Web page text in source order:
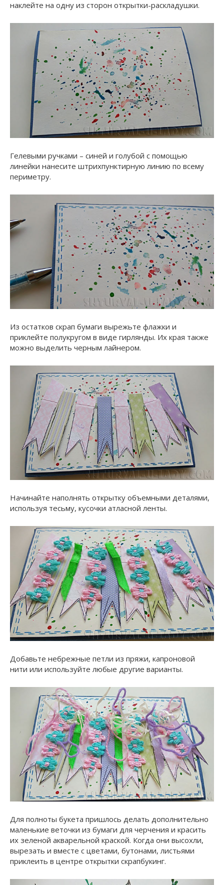
наклейте на одну из сторон открытки-раскладушки.
Гелевыми ручками – синей и голубой с помощью
линейки нанесите штрихпунктирную линию по всему
периметру.
Из остатков скрап бумаги вырежьте флажки и
приклейте полукругом в виде гирлянды. Их края также
можно выделить черным лайнером.
Начинайте наполнять открытку объемными деталями,
используя тесьму, кусочки атласной ленты.
Добавьте небрежные петли из пряжи, капроновой
нити или используйте любые другие варианты.
Для полноты букета пришлось делать дополнительно
маленькие веточки из бумаги для черчения и красить
их зеленой акварельной краской. Когда они высохли,
вырезать и вместе с цветами, бутонами, листьями
приклеить в центре открытки скрапбукинг.